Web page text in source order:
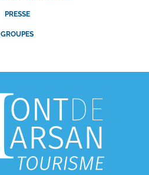
PRESSE
GROUPES